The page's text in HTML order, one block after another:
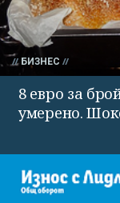
БИЗНЕС
8 евро за
умерено.